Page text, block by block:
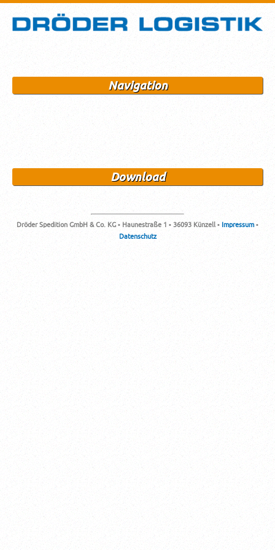
Navigation
Download
Dröder Spedition GmbH & Co. KG • Haunestraße 1 • 36093 Künzell • Impressum•
Datenschutz